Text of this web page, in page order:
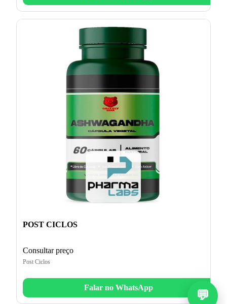
POST CICLOS
Consultar preço
Post Ciclos
Falar no WhatsApp
💬